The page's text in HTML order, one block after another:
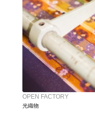
OPEN FACTORY
光織物